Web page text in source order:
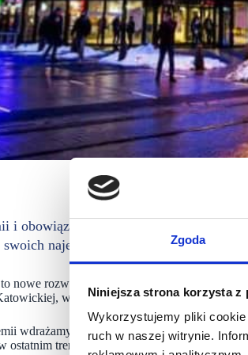
Zgoda
Niniejsza strona korzysta z
Wykorzystujemy pliki
ruch w naszej witrynie.
i obowiązujących obostrzeń restauracje
najemców i klientów wspiera
nowe rozwiązanie, które pozwoli
w opcji z zupełnie darmową
wdrażamy rozwiązania mające na celu
ostatnim trendom konsumenckim